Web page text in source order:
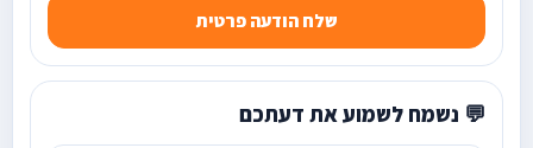
שלח הודעה פרטית
💬 נשמח לשמוע את דעתכם